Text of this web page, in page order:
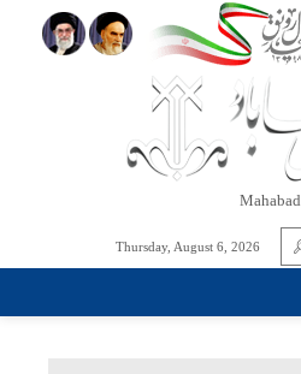
Mahabad
Thursday, August 6, 2026